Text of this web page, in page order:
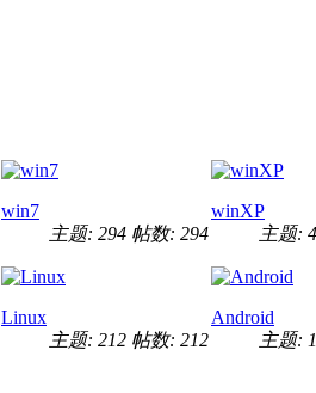
win7
主题: 294 帖数: 294
winXP
主题:
Linux
主题: 212 帖数: 212
Android
主题: